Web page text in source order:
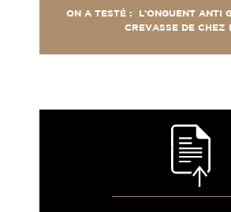
ON A TESTÉ : L’ONGUENT ANTI
CREVASSE DE CHEZ